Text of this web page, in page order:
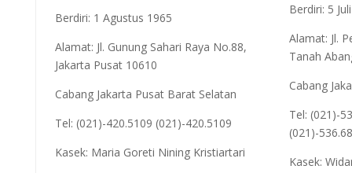
Berdiri: 1 Agustus 1965
Alamat: Jl. Gunung Sahari Raya No.88,
Jakarta Pusat 10610
Cabang Jakarta Pusat Barat Selatan
Tel: (021)-420.5109 (021)-420.5109
Kasek: Maria Goreti Nining Kristiartari
Berdiri: 5
Alamat: Jl.
Tanah
Cabang
Tel: (021)-
(021)-
Kasek: